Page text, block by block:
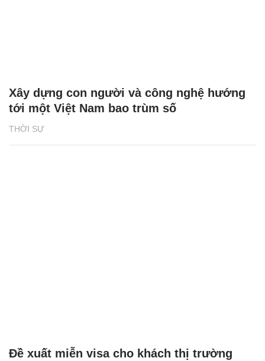
THỜI SỰ
Xây dựng con người và công nghệ hướng
tới một Việt Nam bao trùm số
Đề xuất miễn visa cho khách thị trường